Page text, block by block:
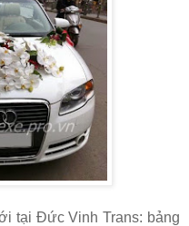
tại Đức Vinh Trans: bảng